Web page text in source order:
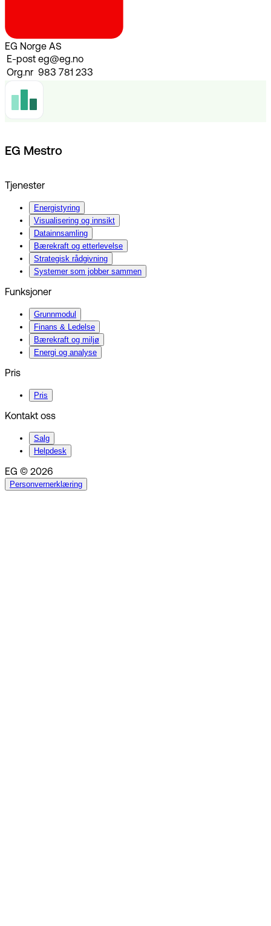
EG Norge AS
E-post eg@eg.no
Org.nr 983 781 233
EG Mestro
Tjenester
Energistyring
Visualisering og innsikt
Datainnsamling
Bærekraft og etterlevelse
Strategisk rådgivning
Systemer som jobber sammen
Funksjoner
Grunnmodul
Finans & Ledelse
Bærekraft og miljø
Energi og analyse
Pris
Pris
Kontakt oss
Salg
Helpdesk
EG © 2026
Personvernerklæring